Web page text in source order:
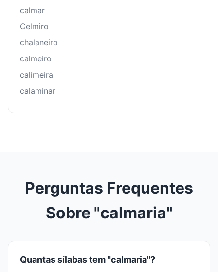
calmar
Celmiro
chalaneiro
calmeiro
calimeira
calaminar
Perguntas Frequentes
Sobre "calmaria"
Quantas sílabas tem "calmaria"?